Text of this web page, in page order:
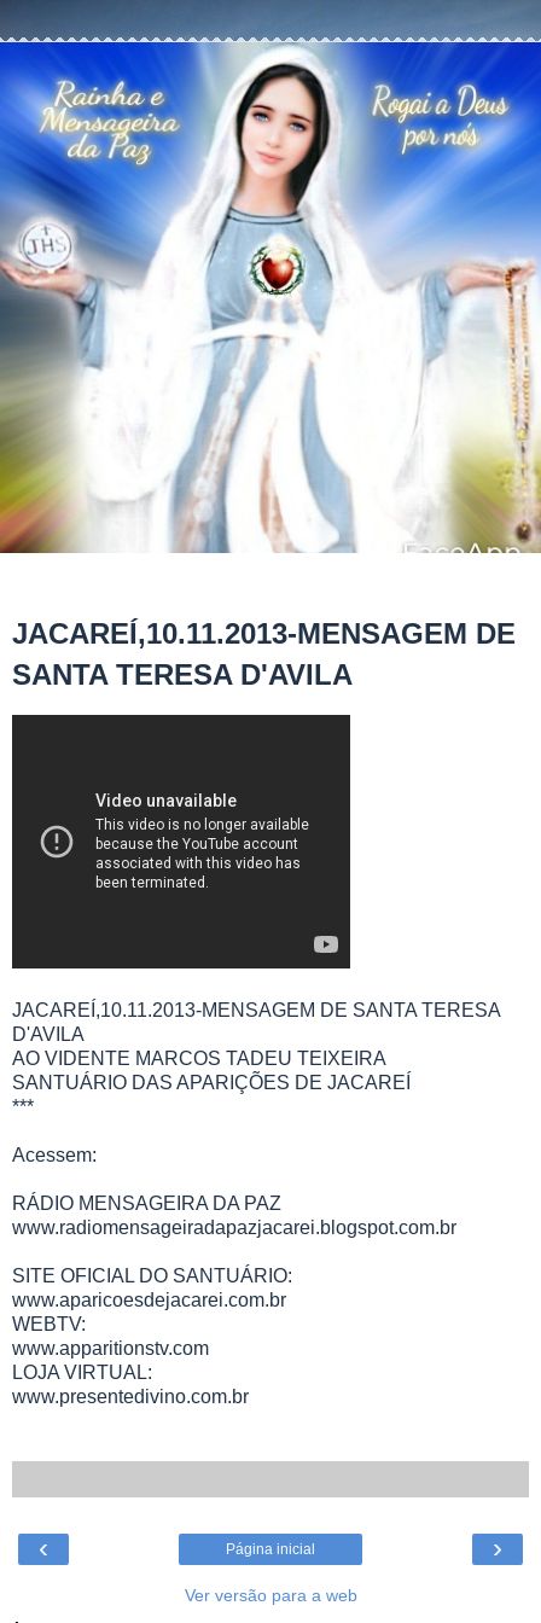
JACAREÍ,10.11.2013-MENSAGEM DE
SANTA TERESA D'AVILA
JACAREÍ,10.11.2013-MENSAGEM DE SANTA TERESA
D'AVILA
AO VIDENTE MARCOS TADEU TEIXEIRA
SANTUÁRIO DAS APARIÇÕES DE JACAREÍ
***
Acessem:
RÁDIO MENSAGEIRA DA PAZ
www.radiomensageiradapazjacarei.blogspot.com.br
SITE OFICIAL DO SANTUÁRIO:
www.aparicoesdejacarei.com.br
WEBTV:
www.apparitionstv.com
LOJA VIRTUAL:
www.presentedivino.com.br
‹ ›
Página inicial
Ver versão para a web